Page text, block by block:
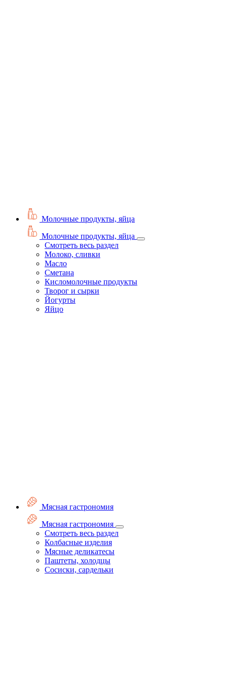
Молочные продукты, яйца
Молочные продукты, яйца
Смотреть весь раздел
Молоко, сливки
Масло
Сметана
Кисломолочные продукты
Творог и сырки
Йогурты
Яйцо
Мясная гастрономия
Мясная гастрономия
Смотреть весь раздел
Колбасные изделия
Мясные деликатесы
Паштеты, холодцы
Сосиски, сардельки